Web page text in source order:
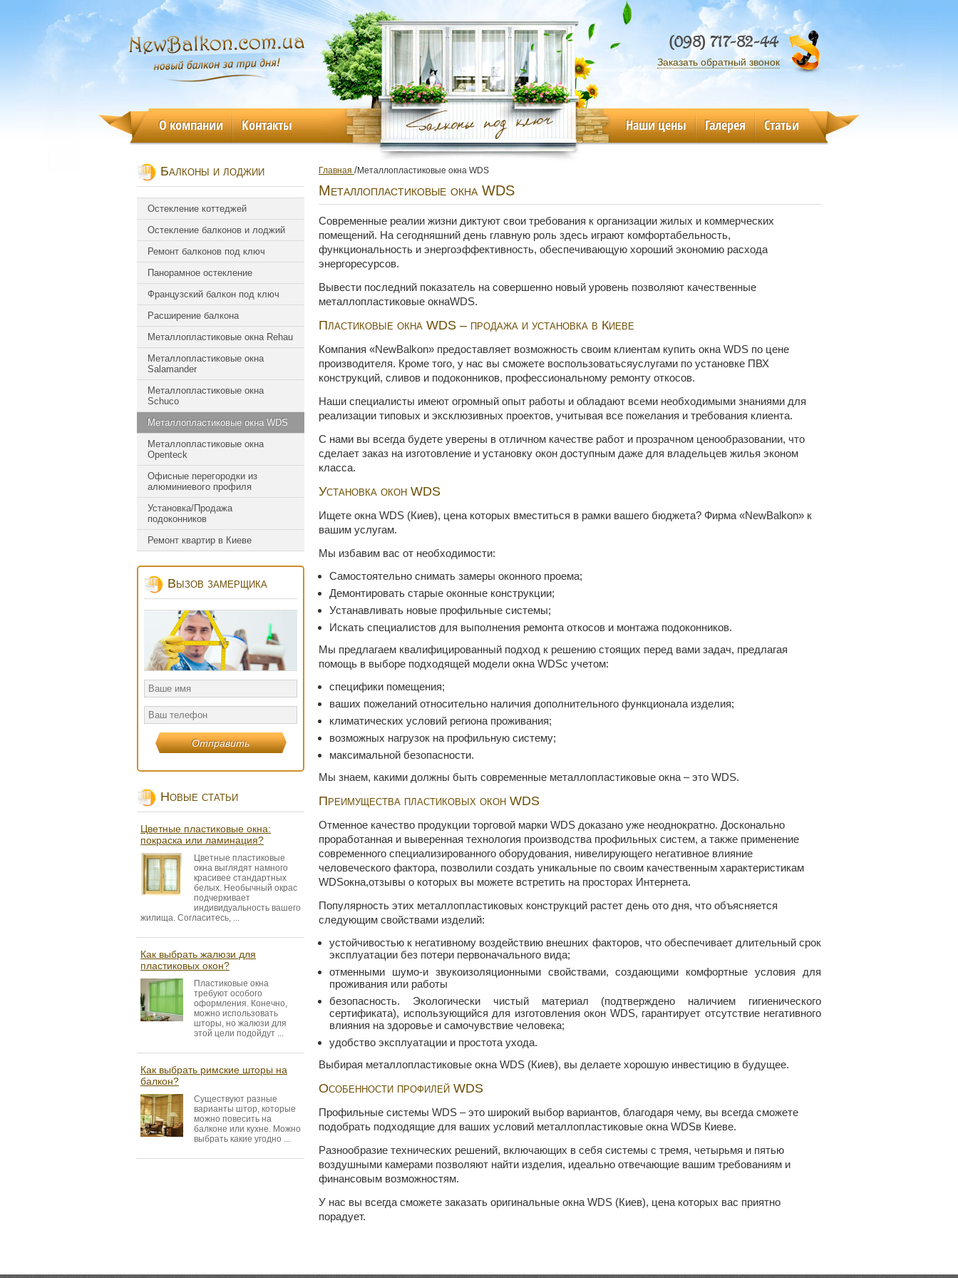
(098) 717-82-44
Заказать обратный звонок
О компании Контакты Наши цены Галерея Статьи
Главная /Металлопластиковые окна WDS
Металлопластиковые окна WDS
Современные реалии жизни диктуют свои требования к организации жилых и коммерческих
помещений. На сегодняшний день главную роль здесь играют комфортабельность,
функциональность и энергоэффективность, обеспечивающую хороший экономию расхода
энергоресурсов.
Вывести последний показатель на совершенно новый уровень позволяют качественные
металлопластиковые окнаWDS.
Пластиковые окна WDS – продажа и установка в Киеве
Компания «NewBalkon» предоставляет возможность своим клиентам купить окна WDS по цене
производителя. Кроме того, у нас вы сможете воспользоватьсяуслугами по установке ПВХ
конструкций, сливов и подоконников, профессиональному ремонту откосов.
Наши специалисты имеют огромный опыт работы и обладают всеми необходимыми знаниями для
реализации типовых и эксклюзивных проектов, учитывая все пожелания и требования клиента.
С нами вы всегда будете уверены в отличном качестве работ и прозрачном ценообразовании, что
сделает заказ на изготовление и установку окон доступным даже для владельцев жилья эконом
класса.
Установка окон WDS
Ищете окна WDS (Киев), цена которых вместиться в рамки вашего бюджета? Фирма «NewBalkon» к
вашим услугам.
Мы избавим вас от необходимости:
Самостоятельно снимать замеры оконного проема;
Демонтировать старые оконные конструкции;
Устанавливать новые профильные системы;
Искать специалистов для выполнения ремонта откосов и монтажа подоконников.
Мы предлагаем квалифицированный подход к решению стоящих перед вами задач, предлагая
помощь в выборе подходящей модели окна WDSc учетом:
специфики помещения;
ваших пожеланий относительно наличия дополнительного функционала изделия;
климатических условий региона проживания;
возможных нагрузок на профильную систему;
максимальной безопасности.
Мы знаем, какими должны быть современные металлопластиковые окна – это WDS.
Преимущества пластиковых окон WDS
Отменное качество продукции торговой марки WDS доказано уже неоднократно. Досконально
проработанная и выверенная технология производства профильных систем, а также применение
современного специализированного оборудования, нивелирующего негативное влияние
человеческого фактора, позволили создать уникальные по своим качественным характеристикам
WDSокна,отзывы о которых вы можете встретить на просторах Интернета.
Популярность этих металлопластиковых конструкций растет день ото дня, что объясняется
следующим свойствами изделий:
устойчивостью к негативному воздействию внешних факторов, что обеспечивает длительный срок
эксплуатации без потери первоначального вида;
отменными шумо-и звукоизоляционными свойствами, создающими комфортные условия для
проживания или работы
безопасность. Экологически чистый материал (подтверждено наличием гигиенического
сертификата), использующийся для изготовления окон WDS, гарантирует отсутствие негативного
влияния на здоровье и самочувствие человека;
удобство эксплуатации и простота ухода.
Выбирая металлопластиковые окна WDS (Киев), вы делаете хорошую инвестицию в будущее.
Особенности профилей WDS
Профильные системы WDS – это широкий выбор вариантов, благодаря чему, вы всегда сможете
подобрать подходящие для ваших условий металлопластиковые окна WDSв Киеве.
Разнообразие технических решений, включающих в себя системы с тремя, четырьмя и пятью
воздушными камерами позволяют найти изделия, идеально отвечающие вашим требованиям и
финансовым возможностям.
У нас вы всегда сможете заказать оригинальные окна WDS (Киев), цена которых вас приятно
порадует.
Балконы и лоджии
Остекление коттеджей
Остекление балконов и лоджий
Ремонт балконов под ключ
Панорамное остекление
Французский балкон под ключ
Расширение балкона
Металлопластиковые окна Rehau
Металлопластиковые окна
Salamander
Металлопластиковые окна
Schuco
Металлопластиковые окна WDS
Металлопластиковые окна
Оpenteck
Офисные перегородки из
алюминиевого профиля
Установка/Продажа
подоконников
Ремонт квартир в Киеве
Вызов замерщика
Новые статьи
Цветные пластиковые окна:
покраска или ламинация?
Цветные пластиковые
окна выглядят намного
красивее стандартных
белых. Необычный окрас
подчеркивает
индивидуальность вашего
жилища. Согласитесь, ...
Как выбрать жалюзи для
пластиковых окон?
Пластиковые окна
требуют особого
оформления. Конечно,
можно использовать
шторы, но жалюзи для
этой цели подойдут ...
Как выбрать римские шторы на
балкон?
Существуют разные
варианты штор, которые
можно повесить на
балконе или кухне. Можно
выбрать какие угодно ...